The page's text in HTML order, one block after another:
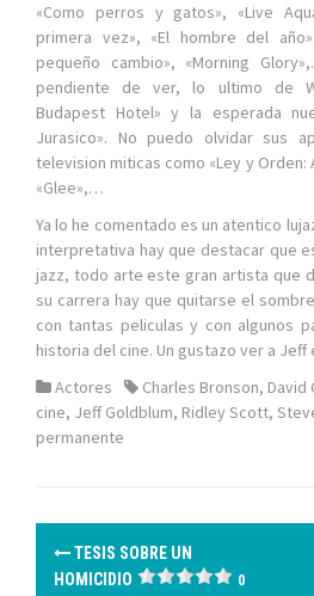
«Como perros y gatos», «Live
primera vez», «El hombre del
pequeño cambio», «Morning
pendiente de ver, lo ultimo de
Budapest Hotel» y la esperada
Jurasico». No puedo olvidar sus
television miticas como «Ley y Orden:
«Glee»,…
Ya lo he comentado es un atentico
interpretativa hay que destacar que
jazz, todo arte este gran artista que
su carrera hay que quitarse el
con tantas peliculas y con algunos
historia del cine. Un gustazo ver a Jeff
Actores
Charles Bronson, David
cine, Jeff Goldblum, Ridley Scott,
permanente
N
TESIS SOBRE UN
HOMICIDIO
0